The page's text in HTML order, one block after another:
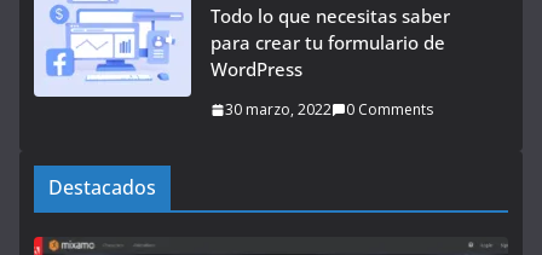
Todo lo que necesitas saber
para crear tu formulario de
WordPress
30 marzo, 2022 0 Comments
Destacados